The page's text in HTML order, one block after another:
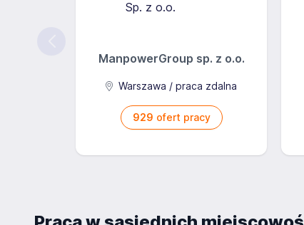
ManpowerGroup sp. z o.o.
Warszawa / praca zdalna
929 ofert pracy